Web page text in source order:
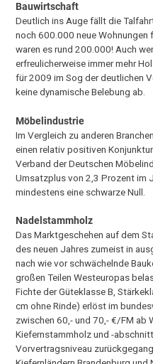
Bauwirtschaft
Deutlich ins Auge fällt die
noch 600.000 neue
waren es rund 200.000! Auch
erfreulicherweise immer mehr
für 2009 im Sog der deutlichen
keine dynamische Belebung ab.
Möbelindustrie
Im Vergleich zu anderen
einen relativ positiven
Verband der Deutschen
Umsatzplus von 2,3 Prozent im
mindestens eine schwarze Null.
Nadelstammholz
Das Marktgeschehen auf dem
des neuen Jahres zumeist in
nach wie vor schwächelnde
großen Teilen Westeuropas
Fichte der Güteklasse B,
cm ohne Rinde) erlöst im
zwischen 60,- und 70,- €/FM ab
Kiefernstammholz und -
Vorvertragsniveau